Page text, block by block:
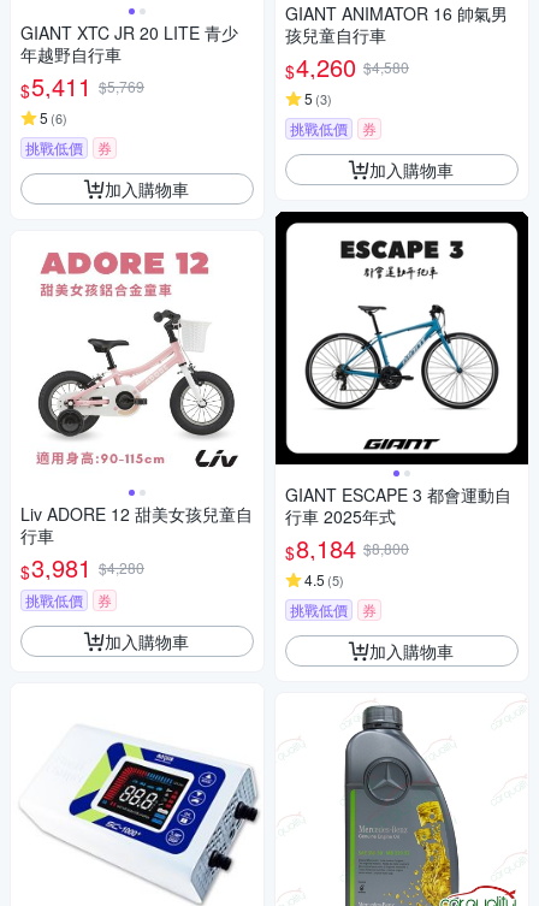
GIANT XTC JR 20 LITE 青少
年越野自行車
$5,411 $5,769
5 (6)
挑戰低價 券
加入購物車
Liv ADORE 12 甜美女孩兒童自
行車
$3,981 $4,280
挑戰低價
券
加入購物車
GIANT ANIMATOR 16 帥氣男
孩兒童自行車
$4,260 $4,580
5 (3)
挑戰低價 券
加入購物車
GIANT ESCAPE 3 都會運動自
行車 2025年式
$8,184 $8,800
4.5 (5)
挑戰低價 券
加入購物車